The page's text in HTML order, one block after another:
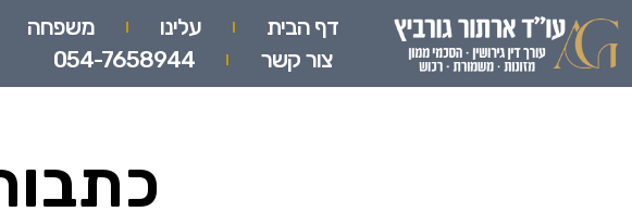
דף הבית עלינו משפחה
צור קשר
054-7658944